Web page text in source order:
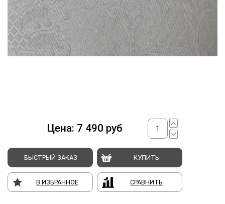
Цена: 7 490 руб
БЫСТРЫЙ ЗАКАЗ КУПИТЬ
В ИЗБРАННОЕ СРАВНИТЬ